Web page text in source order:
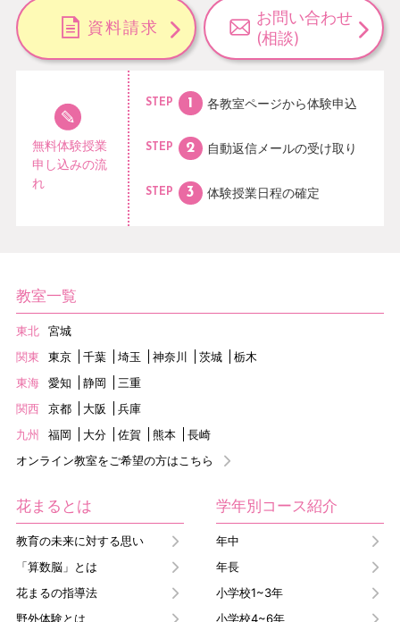
資料請求
お問い合わせ
(相談)
無料体験授業
申し込みの流
れ
STEP 各教室ページから体験申込
STEP 自動返信メールの受け取り
STEP 体験授業日程の確定
教室一覧
東北
宮城
関東
東京 千葉 埼玉 神奈川 茨城
栃木
東海
愛知 静岡
三重
関西
京都 大阪
兵庫
九州
福岡 大分 佐賀 熊本
長崎
オンライン教室をご希望の方はこちら
花まるとは
教育の未来に対する思い
「算数脳」とは
花まるの指導法
野外体験とは
学年別コース紹介
年中
年長
小学校1~3年
小学校4~6年